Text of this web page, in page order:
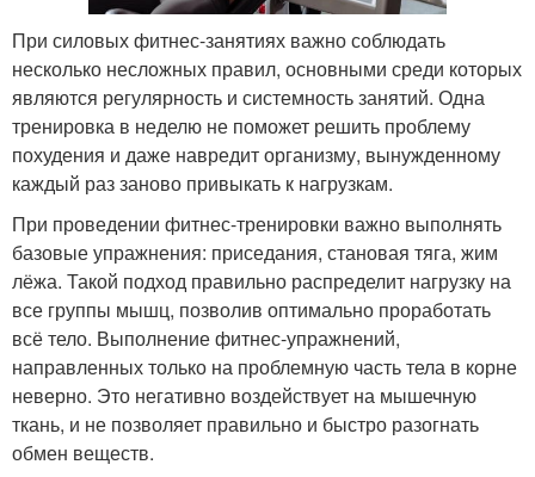
При силовых фитнес-занятиях важно соблюдать
несколько несложных правил, основными среди которых
являются регулярность и системность занятий. Одна
тренировка в неделю не поможет решить проблему
похудения и даже навредит организму, вынужденному
каждый раз заново привыкать к нагрузкам.
При проведении фитнес-тренировки важно выполнять
базовые упражнения: приседания, становая тяга, жим
лёжа. Такой подход правильно распределит нагрузку на
все группы мышц, позволив оптимально проработать
всё тело. Выполнение фитнес-упражнений,
направленных только на проблемную часть тела в корне
неверно. Это негативно воздействует на мышечную
ткань, и не позволяет правильно и быстро разогнать
обмен веществ.